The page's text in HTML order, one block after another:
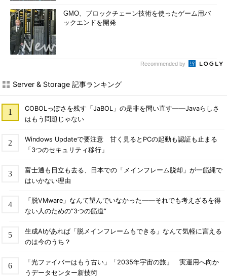
GMO、ブロックチェーン技術を使ったゲーム用バ
ックエンドを開発
Recommended by
Server & Storage 記事ランキング
COBOLっぽさを残す「JaBOL」の是非を問い直す――Javaらしさ
はもう問題じゃない
Windows Updateで要注意 甘く見るとPCの起動も認証も止まる
「3つのセキュリティ移行」
富士通も日立も去る、日本での「メインフレーム脱却」が一筋縄で
はいかない理由
「脱VMware」なんて望んでいなかった――それでも考えざるを得
ない人のための“3つの筋道”
生成AIがあれば「脱メインフレームもできる」なんて気軽に言える
のは今のうち？
「光ファイバーはもう古い」「2035年宇宙の旅」 実運用へ向か
うデータセンター新技術